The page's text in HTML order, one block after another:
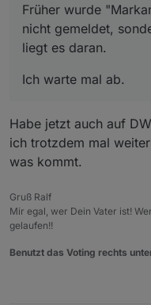
Früher wurde
nicht gemeldet,
liegt es daran.
Ich warte mal ab.
Habe jetzt auch auf
ich trotzdem mal
was kommt.
Gruß Ralf
Mir egal, wer Dein Vater ist!
gelaufen!!
Benutzt das Voting rechts